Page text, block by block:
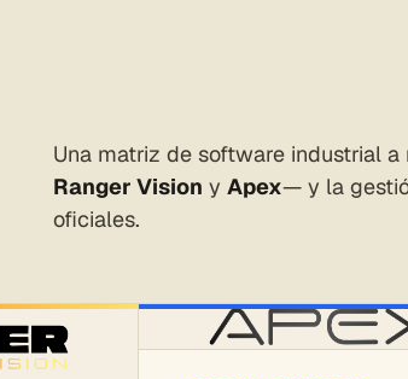
Una matriz de software industrial
Ranger Vision y Apex— y la
oficiales.